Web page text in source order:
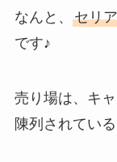
なんと、 セリ
です♪
売り場は、キ
陳列されてい